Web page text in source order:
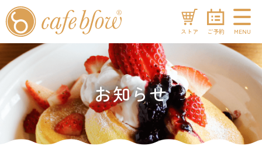
MENU
ご予約
ストア
お知らせ